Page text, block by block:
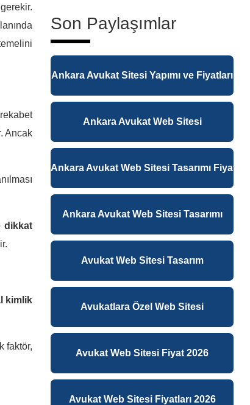
Ancak
dikkat
kimlik
faktör,
Son Paylaşımlar
Ankara Avukat Sitesi Yapımı ve Fiyatları
Ankara Avukat Web Sitesi
Ankara Avukat Web Sitesi Tasarımı
Ankara Avukat Web Sitesi Tasarımı
Avukat Web Sitesi Tasarım
Avukatlara Özel Web Sitesi
Avukat Web Sitesi Fiyat 2026
Avukat Web Sitesi Fiyatları 2026